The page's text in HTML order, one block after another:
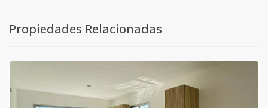
Propiedades Relacionadas